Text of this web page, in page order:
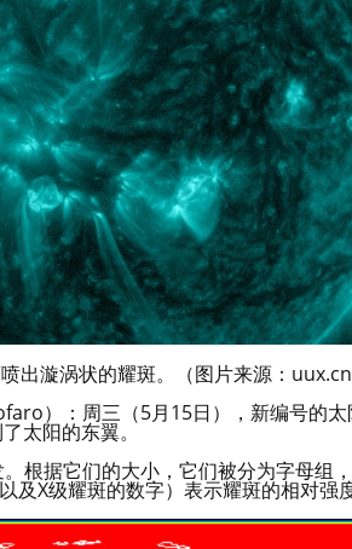
出漩涡状的耀斑。（图片来源：
）：周三（5月15日），新编号的太
太阳的东翼。
根据它们的大小，它们被分为字母组
及X级耀斑的数字）表示耀斑的相对强